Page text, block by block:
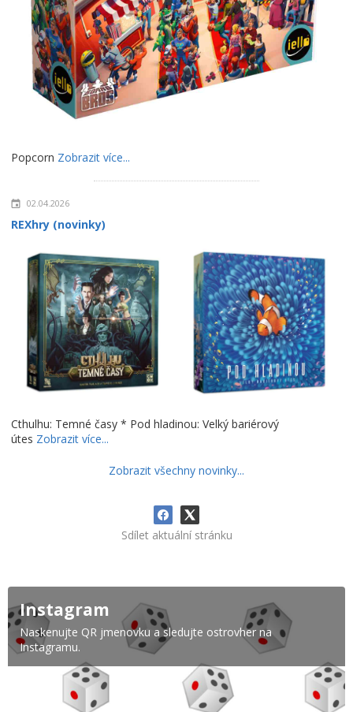
Popcorn Zobrazit více...
02.04.2026
REXhry (novinky)
Cthulhu: Temné časy * Pod hladinou: Velký bariérový
útes Zobrazit více...
Zobrazit všechny novinky...
Sdílet aktuální stránku
Instagram
Naskenujte QR jmenovku a sledujte ostrovher na
Instagramu.